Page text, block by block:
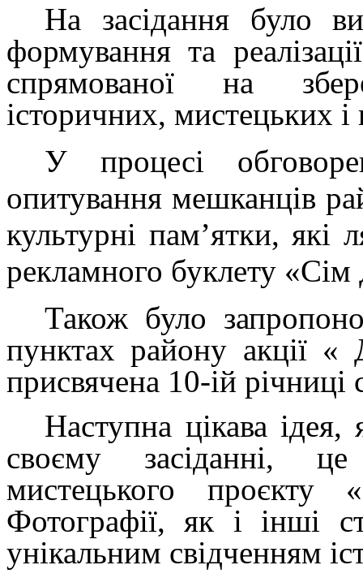
На засідання було
формування та
спрямованої на
історичних, мистецьких
У процесі
опитування мешканців
культурні пам’ятки, які
рекламного буклету
Також було
пунктах району акції «
присвячена 10-ій річниці
Наступна цікава
своєму засіданні,
мистецького проєкту
Фотографії, як і інші
унікальним свідченням